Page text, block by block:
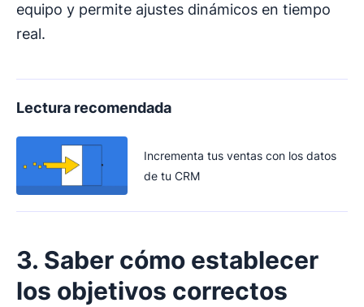
equipo y permite ajustes dinámicos en tiempo
real.
Lectura recomendada
Incrementa tus ventas con los datos
de tu CRM
3. Saber cómo establecer
los objetivos correctos